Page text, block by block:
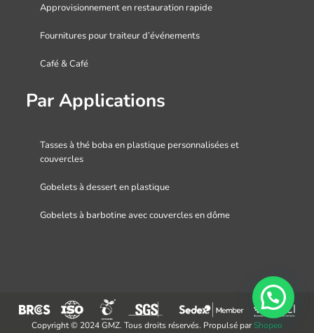
Approvisionnement en restauration rapide
Fournitures pour traiteur d’événements
Café & Café
Par Applications
Tasses à thé boba en plastique personnalisées et
couvercles
Gobelets à dessert en plastique
Gobelets à barbotine avec couvercles en dôme
Copyright © 2024 GMZ. Tous droits réservés. Propulsé par Shopeo